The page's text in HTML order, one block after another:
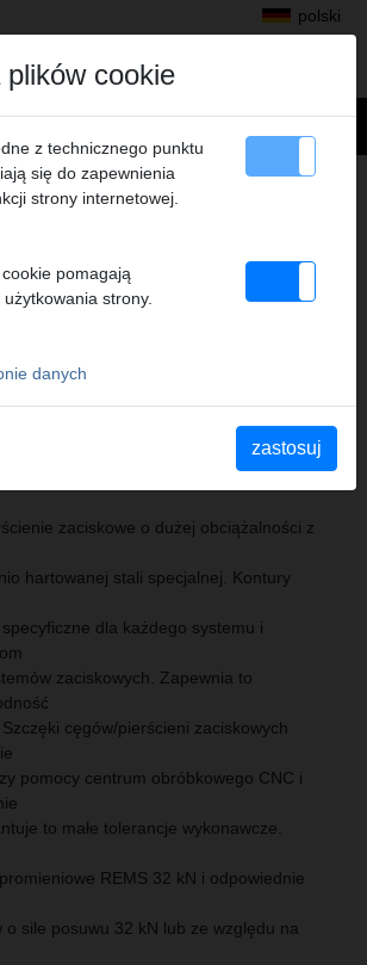
polski
promieniowe> REMS Cęgi zaciskowe
PRAS PROMIENIOWYCH
REMS MINI-PRESS)
REMS/ pierścienie zaciskowe
zaciskowe o dużej obciążalności z
hartowanej stali specjalnej. Kontury
dla każdego systemu i
zaciskowych. Zapewnia to
cęgów/pierścieni zaciskowych
pomocy centrum obróbkowego CNC i
to małe tolerancje wykonawcze.
REMS 32 kN i odpowiednie
o sile posuwu 32 kN lub ze względu na
cookie
z technicznego punktu
się do zapewnienia
strony internetowej.
pomagają
strony.
danych
zastosuj